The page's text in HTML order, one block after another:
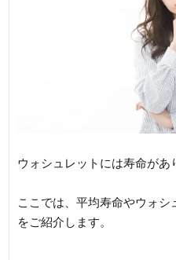
ウォシュレットには寿命があ
ここでは、平均寿命やウォ
をご紹介します。